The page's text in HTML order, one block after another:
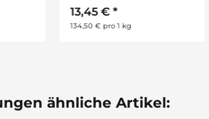
13,45 €*
134,50 € pro 1 kg
ähnliche Artikel: